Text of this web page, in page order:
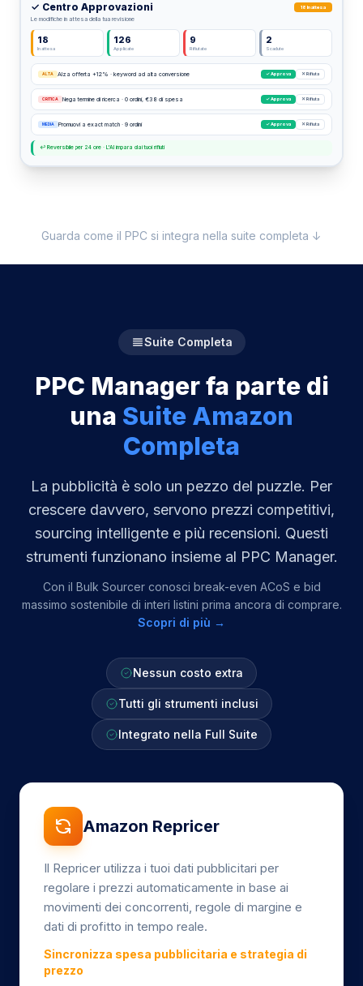
✓ Centro Approvazioni 18 In attesa
Le modifiche in attesa della tua revisione
18
In attesa
126
Applicate
9
Rifiutate
2
Scadute
ALTA Alza offerta +12% · keyword ad alta conversione ✓ Approva ✕ Rifiuta
CRITICA Nega termine di ricerca · 0 ordini, €38 di spesa ✓ Approva ✕ Rifiuta
MEDIA Promuovi a exact match · 9 ordini ✓ Approva ✕ Rifiuta
↩ Reversibile per 24 ore · L'AI impara dai tuoi rifiuti
Guarda come il PPC si integra nella suite completa ↓
Suite Completa
PPC Manager fa parte di
una Suite Amazon
Completa
La pubblicità è solo un pezzo del puzzle. Per
crescere davvero, servono prezzi competitivi,
sourcing intelligente e più recensioni. Questi
strumenti funzionano insieme al PPC Manager.
Con il Bulk Sourcer conosci break-even ACoS e bid
massimo sostenibile di interi listini prima ancora di comprare.
Scopri di più →
Nessun costo extra
Tutti gli strumenti inclusi
Integrato nella Full Suite
Amazon Repricer
Il Repricer utilizza i tuoi dati pubblicitari per
regolare i prezzi automaticamente in base ai
movimenti dei concorrenti, regole di margine e
dati di profitto in tempo reale.
Sincronizza spesa pubblicitaria e strategia di
prezzo